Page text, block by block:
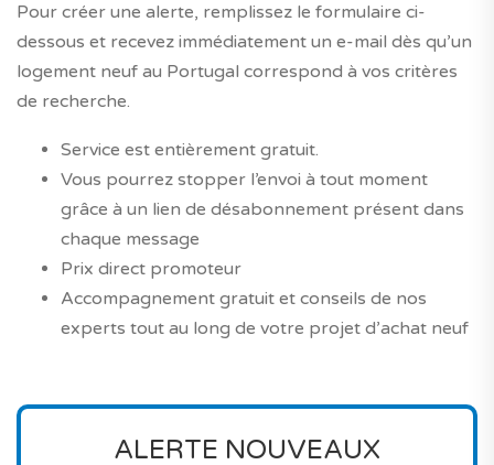
Pour créer une alerte, remplissez le formulaire ci-
dessous et recevez immédiatement un e-mail dès qu’un
logement neuf au Portugal correspond à vos critères
de recherche.
Service est entièrement gratuit.
Vous pourrez stopper l’envoi à tout moment
grâce à un lien de désabonnement présent dans
chaque message
Prix direct promoteur
Accompagnement gratuit et conseils de nos
experts tout au long de votre projet d’achat neuf
ALERTE NOUVEAUX